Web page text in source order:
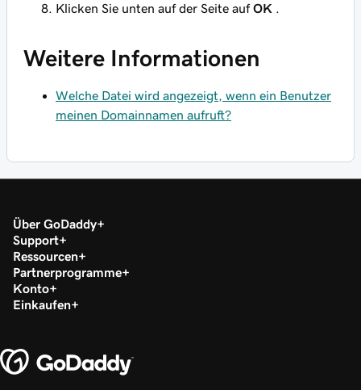
Klicken Sie unten auf der Seite aufOK
Weitere Informationen
Welche Datei wird angezeigt, wenn ein Benutzer
meinen Domainnamen aufruft?
Über GoDaddy
Support
Ressourcen
Partnerprogramme
Konto
Einkaufen